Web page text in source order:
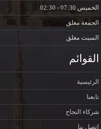
الخميس
الجمعة مغلق
السبت مغلق
القوائم
الرئيسية
تابعنا
شركاء النجاح
اتصل بنا